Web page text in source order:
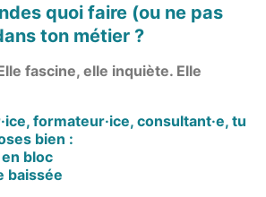
quoi faire (ou ne pas
ton métier ?
fascine, elle inquiète. Elle
formateur·ice, consultant·e, tu
bien :
bloc
baissée